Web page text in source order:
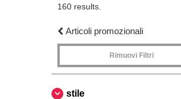
160 results.
Articoli promozionali
Rimuovi Filtri
stile